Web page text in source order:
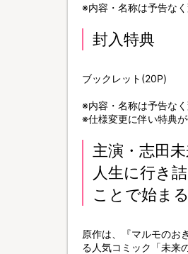
※内容・名称は予告な
封入特典
ブックレット(20P)
※内容・名称は予告な
※仕様変更に伴い特典
主演・志田未
人生に行き
ことで始ま
原作は、『マルモのお
る人気コミック「未来